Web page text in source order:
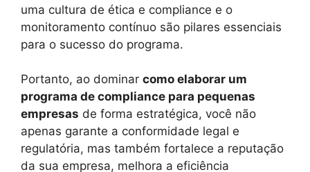
uma cultura de ética e compliance e o
monitoramento contínuo são pilares essenciais
para o sucesso do programa.
Portanto, ao dominar como elaborar um
programa de compliance para pequenas
empresas de forma estratégica, você não
apenas garante a conformidade legal e
regulatória, mas também fortalece a reputação
da sua empresa, melhora a eficiência